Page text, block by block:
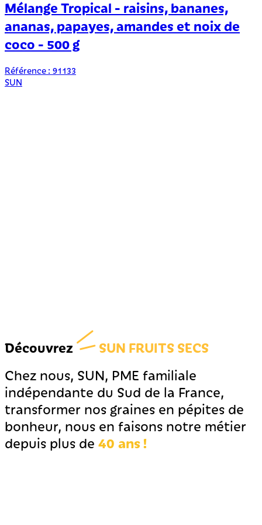
Mélange Tropical - raisins, bananes,
ananas, papayes, amandes et noix de
coco - 500 g
Référence : 91133
SUN
Découvrez
SUN FRUITS SECS
Chez nous, SUN, PME familiale
indépendante du Sud de la France,
transformer nos graines en pépites de
bonheur, nous en faisons notre métier
depuis plus de 40 ans !